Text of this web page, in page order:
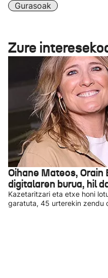
Gurasoak
Zure
Oihane Mateos,
digitalaren burua, hil
Kazetaritzari eta etxe honi
garatuta, 45 urterekin zendu